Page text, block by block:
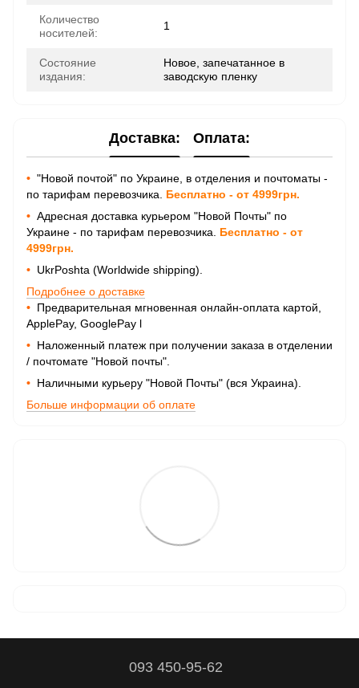
Количество
носителей:
1
Состояние
издания:
Новое, запечатанное в
заводскую пленку
Доставка: Оплата:
• "Новой почтой" по Украине, в отделения и почтоматы -
по тарифам перевозчика. Бесплатно - от 4999грн.
• Адресная доставка курьером "Новой Почты" по
Украине - по тарифам перевозчика. Бесплатно - от
4999грн.
• UkrPoshta (Worldwide shipping).
Подробнее о доставке
• Предварительная мгновенная онлайн-оплата картой,
ApplePay, GooglePay l
• Наложенный платеж при получении заказа в отделении
/ почтомате "Новой почты".
• Наличными курьеру "Новой Почты" (вся Украина).
Больше информации об оплате
093 450-95-62